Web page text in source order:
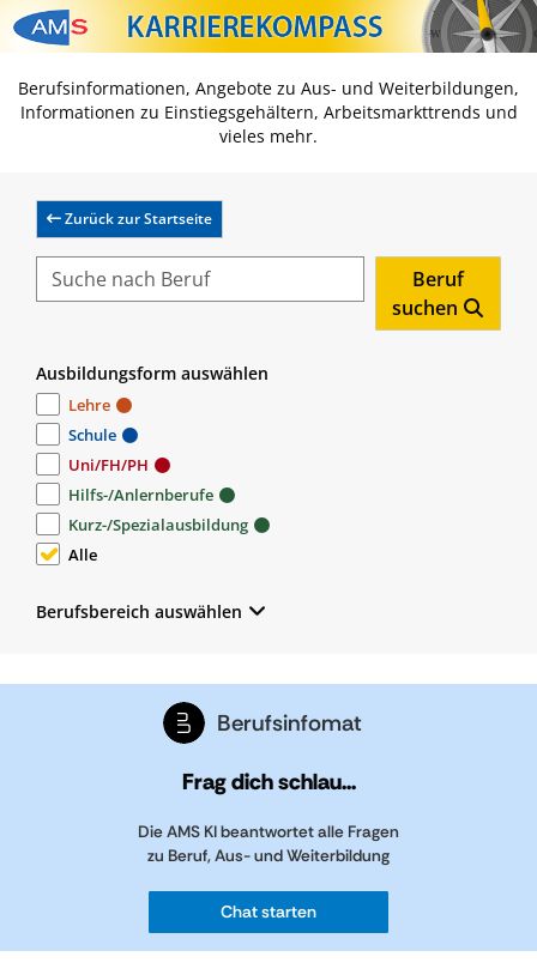
Zum Inhalt springen
Zum Navmenü springen
Zur Suche springen
Zur Footer springen
Berufsinformationen, Angebote zu Aus- und Weiterbildungen,
Informationen zu Einstiegsgehältern, Arbeitsmarkttrends und
vieles mehr.
Zurück zur Startseite
Beruf
suchen
Ausbildungsform auswählen
Lehre
Schule
Uni/FH/PH
Hilfs-/Anlernberufe
Kurz-/Spezialausbildung
Alle
Berufsbereich auswählen
Berufsinfomat
Frag dich schlau...
Die AMS KI beantwortet alle Fragen
zu Beruf, Aus- und Weiterbildung
Chat starten